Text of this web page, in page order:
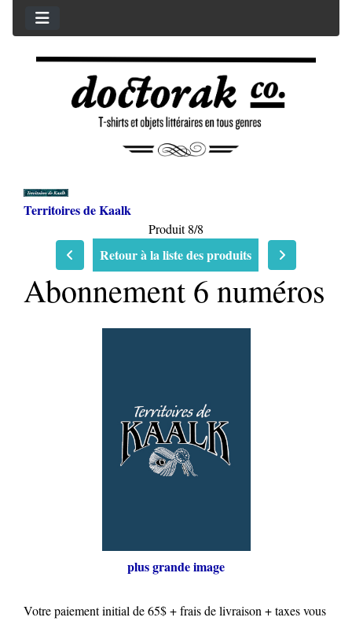
Territoires de Kaalk
Produit 8/8
Retour à la liste des produits
Abonnement 6 numéros
plus grande image
Votre paiement initial de 65$ + frais de livraison + taxes vous